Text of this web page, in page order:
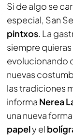
Si de algo se
especial, San
pintxos. La
siempre
evolucionando
nuevas
las tradiciones
informa Nerea
una nueva
papely el